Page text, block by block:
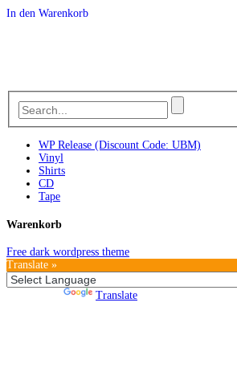
In den Warenkorb
WP Release (Discount Code: UBM)
Vinyl
Shirts
CD
Tape
Warenkorb
Free dark wordpress theme
Translate »
Translate